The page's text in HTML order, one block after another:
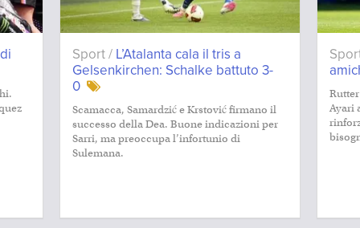
Sport / L’Atalanta cala il tris a
Gelsenkirchen: Schalke battuto 3-
0
Scamacca, Samardzić e Krstović firmano il
successo della Dea. Buone indicazioni per
Sarri, ma preoccupa l’infortunio di
Sulemana.
Ayari